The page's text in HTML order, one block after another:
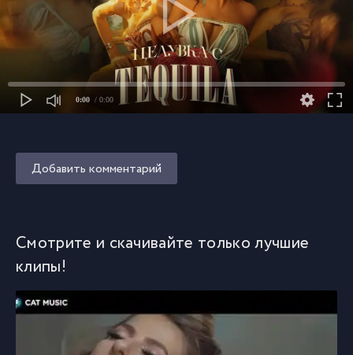
0:00 / 0:00
Добавить комментарий
Смотрите и скачивайте только лучшие
клипы!